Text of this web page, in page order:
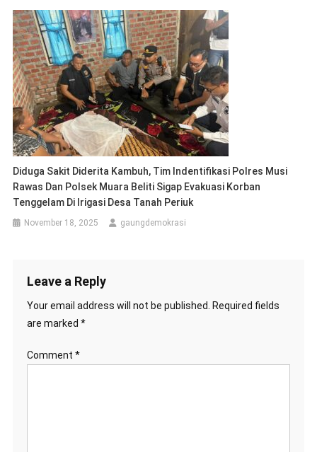
Diduga Sakit Diderita Kambuh, Tim Indentifikasi Polres Musi
Rawas Dan Polsek Muara Beliti Sigap Evakuasi Korban
Tenggelam Di Irigasi Desa Tanah Periuk
November 18, 2025 gaungdemokrasi
Leave a Reply
Your email address will not be published.
Required fields
are marked *
Comment *